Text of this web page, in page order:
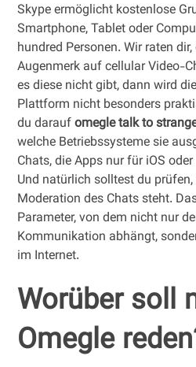
Skype ermöglicht kostenlose
Smartphone, Tablet oder
hundred Personen. Wir raten
Augenmerk auf cellular Video-
es diese nicht gibt, dann wird
Plattform nicht besonders
du daraufomegle talk to
welche Betriebssysteme sie
Chats, die Apps nur für iOS
Und natürlich solltest du
Moderation des Chats steht.
Parameter, von dem nicht nur
Kommunikation abhängt,
im Internet.
Worüber soll
Omegle